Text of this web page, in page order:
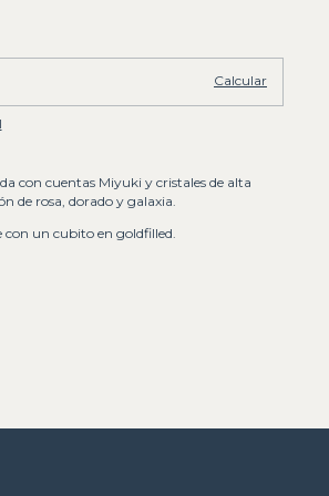
Calcular
con cuentas Miyuki y cristales de alta
de rosa, dorado y galaxia.
con un cubito en goldfilled.